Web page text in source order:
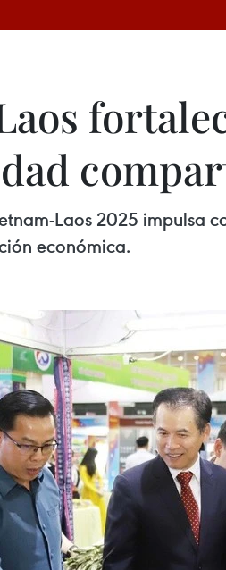
Laos 2025 impulsa
económica.